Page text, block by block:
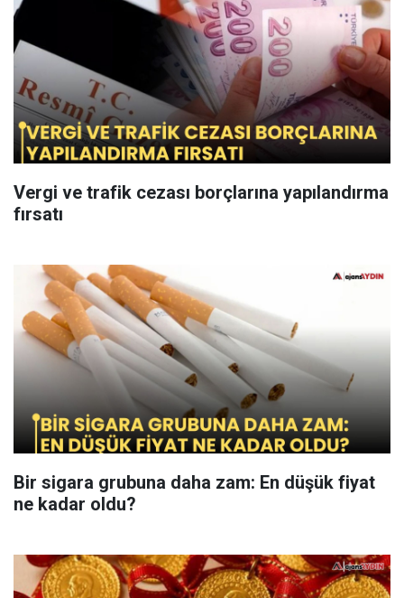
Vergi ve trafik cezası borçlarına yapılandırma
fırsatı
Bir sigara grubuna daha zam: En düşük fiyat
ne kadar oldu?